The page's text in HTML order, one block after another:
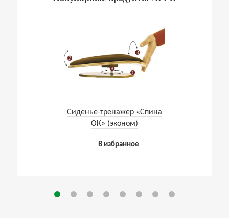
Cиденье-тренажер «Спина
ОК» (эконом)
В избранное